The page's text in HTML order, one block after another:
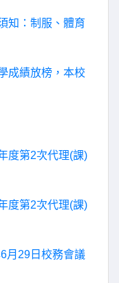
知：制服、體育
成績放榜，本校
度第2次代理(課)
度第2次代理(課)
月29日校務會議